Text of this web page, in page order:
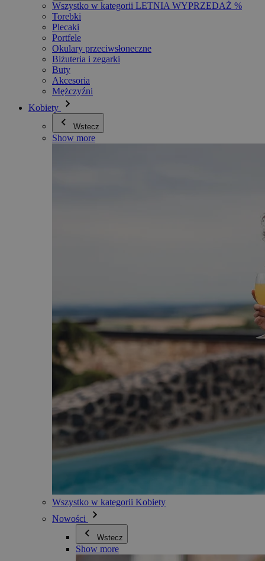
Wszystko w kategorii LETNIA WYPRZEDAŻ %
Torebki
Plecaki
Portfele
Okulary przeciwsłoneczne
Biżuteria i zegarki
Buty
Akcesoria
Mężczyźni
Kobiety
Wstecz
Show more
Wszystko w kategorii Kobiety
Nowości
Wstecz
Show more